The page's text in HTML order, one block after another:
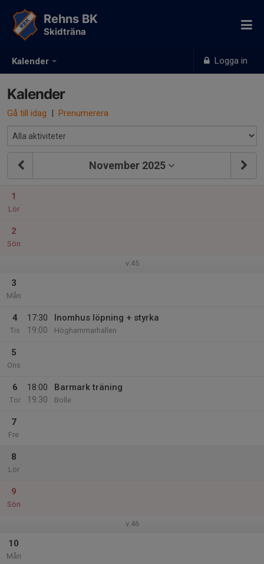
Kalender Logga in
Rehns BK
Skidträna
Kalender
Gå till idag | Prenumerera
November 2025
1
Lör
2
Sön
v.45
3
Mån
4
Tis
17:30
19:00
Inomhus löpning + styrka
Höghammarhallen
5
Ons
6
Tor
18:00
19:30
Barmark träning
Bolle
7
Fre
8
Lör
9
Sön
v.46
10
Mån